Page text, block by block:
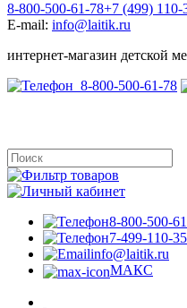
8-800-500-61-78+7 (499) 110-
E-mail: info@laitik.ru
интернет-магазин детской
8-800-500-61-78
8-800-500-
7-499-110-
info@laitik.ru
МАКС